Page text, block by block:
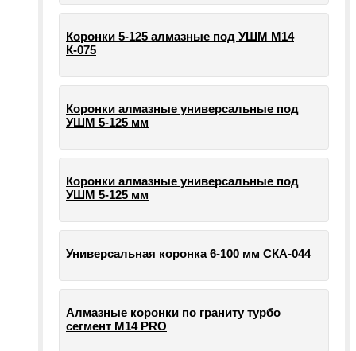
Коронки 5-125 алмазные под УШМ М14
К-075
Коронки алмазные универсальные под
УШМ 5-125 мм
Коронки алмазные универсальные под
УШМ 5-125 мм
Универсальная коронка 6-100 мм СКА-044
Алмазные коронки по граниту турбо
сегмент М14 PRO